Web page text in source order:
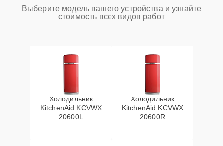
Выберите модель вашего устройства и узнайте
стоимость всех видов работ
Холодильник
KitchenAid KCVWX
20600L
Холодильник
KitchenAid KCVWX
20600R